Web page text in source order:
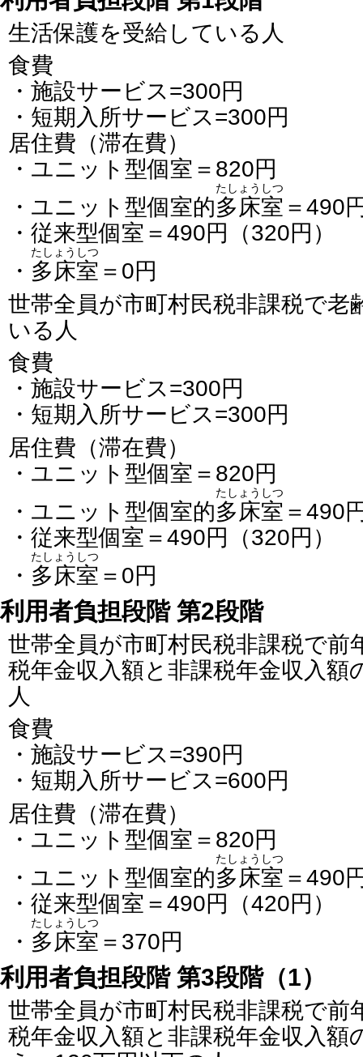
生活保護を受給している人
食費
・施設サービス=300円
・短期入所サービス=300円
居住費（滞在費）
・ユニット型個室＝820円
・ユニット型個室的多床室
たしょうしつ
＝490
・従来型個室＝490円（320円）
・ 多床室
たしょうしつ
＝0円
世帯全員が市町村民税非課税で老
いる人
食費
・施設サービス=300円
・短期入所サービス=300円
居住費（滞在費）
・ユニット型個室＝820円
・ユニット型個室的多床室
たしょうしつ
＝490
・従来型個室＝490円（320円）
・ 多床室
たしょうしつ
＝0円
利用者負担段階 第2段階
世帯全員が市町村民税非課税で前
税年金収入額と非課税年金収入額
人
食費
・施設サービス=390円
・短期入所サービス=600円
居住費（滞在費）
・ユニット型個室＝820円
・ユニット型個室的多床室
たしょうしつ
＝490
・従来型個室＝490円（420円）
・ 多床室
たしょうしつ
＝370円
利用者負担段階 第3段階（1）
世帯全員が市町村民税非課税で前
税年金収入額と非課税年金収入額